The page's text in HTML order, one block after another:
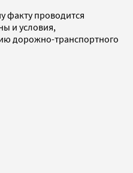
факту проводится
и условия,
дорожно-транспортного